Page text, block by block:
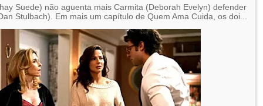
Suede) não aguenta mais Carmita (Deborah Evelyn) defender
Stulbach). Em mais um capítulo de Quem Ama Cuida, os doi...